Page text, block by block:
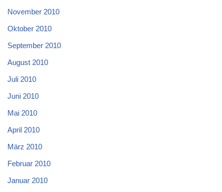
November 2010
Oktober 2010
September 2010
August 2010
Juli 2010
Juni 2010
Mai 2010
April 2010
März 2010
Februar 2010
Januar 2010